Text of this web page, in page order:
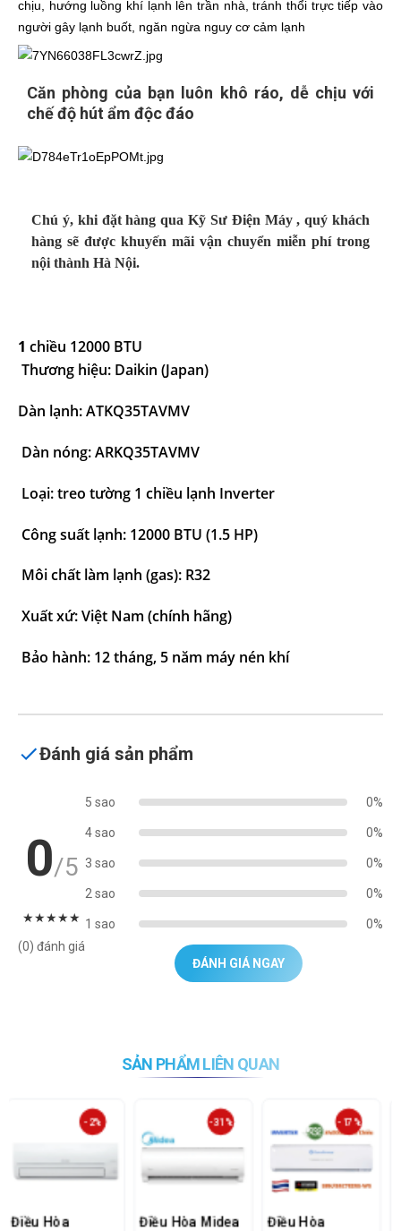
chịu, hướng luồng khí lạnh lên trần nhà, tránh thổi trực tiếp vào
người gây lạnh buốt, ngăn ngừa nguy cơ cảm lạnh
Căn phòng của bạn luôn khô ráo, dễ chịu với
chế độ hút ẩm độc đáo
Chú ý, khi đặt hàng qua Kỹ Sư Điện Máy , quý khách
hàng sẽ được khuyến mãi vận chuyển miễn phí trong
nội thành Hà Nội.
1 chiều 12000 BTU
Thương hiệu: Daikin (Japan)
Dàn lạnh:ATKQ35TAVMV
Dàn nóng:ARKQ35TAVMV
Loại: treo tường 1 chiều lạnh Inverter
Công suất lạnh: 12000 BTU (1.5 HP)
Môi chất làm lạnh (gas): R32
Xuất xứ: Việt Nam (chính hãng)
Bảo hành: 12 tháng, 5 năm máy nén khí
Đánh giá sản phẩm
0/5
★★★★★
(0) đánh giá
5 sao 0%
4 sao 0%
3 sao 0%
2 sao 0%
1 sao 0%
ĐÁNH GIÁ NGAY
SẢN PHẨM LIÊN QUAN
Điều Hòa Midea
Điều Hòa
Điều Hòa LG